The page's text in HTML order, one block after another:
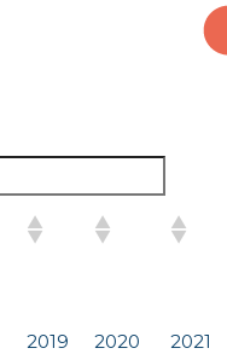
2019 2020 2021